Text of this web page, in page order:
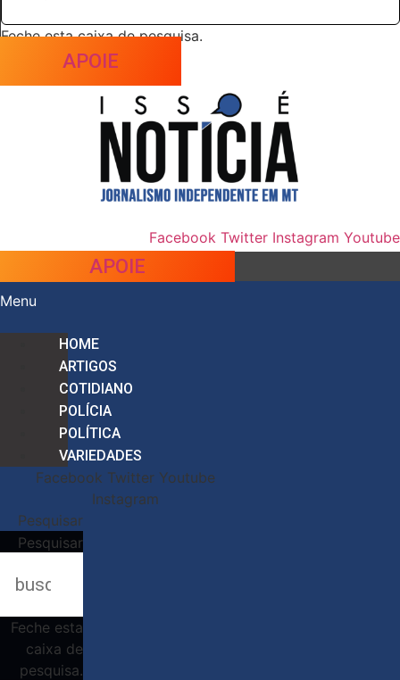
Feche esta caixa de pesquisa.
APOIE
Facebook Twitter Instagram Youtube
APOIE
Menu
HOME
ARTIGOS
COTIDIANO
POLÍCIA
POLÍTICA
VARIEDADES
Facebook Twitter Youtube
Instagram
Pesquisar
Pesquisar
Feche esta
caixa de
pesquisa.